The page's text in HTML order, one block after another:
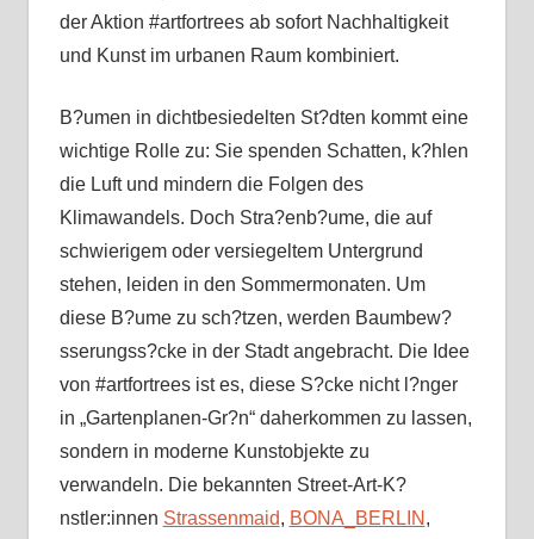
der Aktion #artfortrees ab sofort Nachhaltigkeit
und Kunst im urbanen Raum kombiniert.
B?umen in dichtbesiedelten St?dten kommt eine
wichtige Rolle zu: Sie spenden Schatten, k?hlen
die Luft und mindern die Folgen des
Klimawandels. Doch Stra?enb?ume, die auf
schwierigem oder versiegeltem Untergrund
stehen, leiden in den Sommermonaten. Um
diese B?ume zu sch?tzen, werden Baumbew?
sserungss?cke in der Stadt angebracht. Die Idee
von #artfortrees ist es, diese S?cke nicht l?nger
in „Gartenplanen-Gr?n“ daherkommen zu lassen,
sondern in moderne Kunstobjekte zu
verwandeln. Die bekannten Street-Art-K?
nstler:innen Strassenmaid, BONA_BERLIN ,